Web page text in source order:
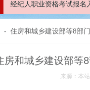
经纪人职业资格考试报名
- 住房和城乡建设部等8部
房和城乡建设部等
来源：本